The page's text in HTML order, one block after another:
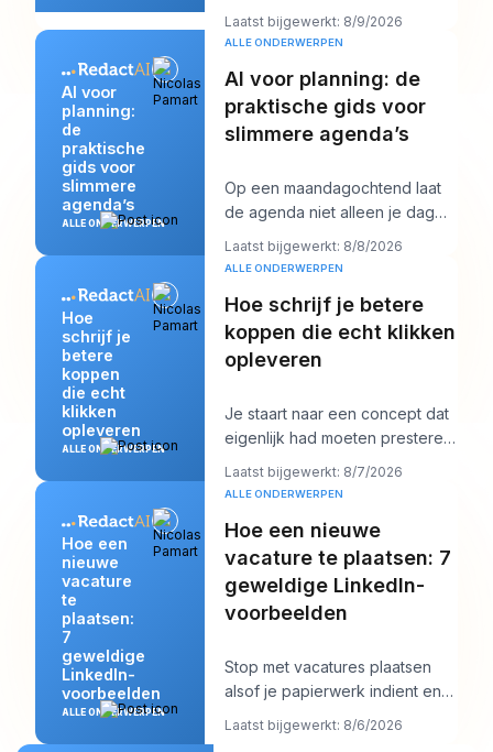
één bestaand asset naar
meerdere platform-
Laatst bijgewerkt: 8/9/2026
AI voor
planning:
de
praktische
gids voor
slimmere
agenda’s
ALLE ONDERWERPEN
ALLE ONDERWERPEN
AI voor planning: de
praktische gids voor
slimmere agenda’s
Op een maandagochtend laat
de agenda niet alleen je dag
zien. Hij begint ermee te
onderhandelen. Je
Laatst bijgewerkt: 8/8/2026
Hoe
schrijf je
betere
koppen
die echt
klikken
opleveren
ALLE ONDERWERPEN
ALLE ONDERWERPEN
Hoe schrijf je betere
koppen die echt klikken
opleveren
Je staart naar een concept dat
eigenlijk had moeten presteren,
en de kop is waarschijnlijk het
eerst
Laatst bijgewerkt: 8/7/2026
Hoe een
nieuwe
vacature
te
plaatsen:
7
geweldige
LinkedIn-
voorbeelden
ALLE ONDERWERPEN
ALLE ONDERWERPEN
Hoe een nieuwe
vacature te plaatsen: 7
geweldige LinkedIn-
voorbeelden
Stop met vacatures plaatsen
alsof je papierwerk indient en
begin ze te schrijven alsof je
een specif
Laatst bijgewerkt: 8/6/2026